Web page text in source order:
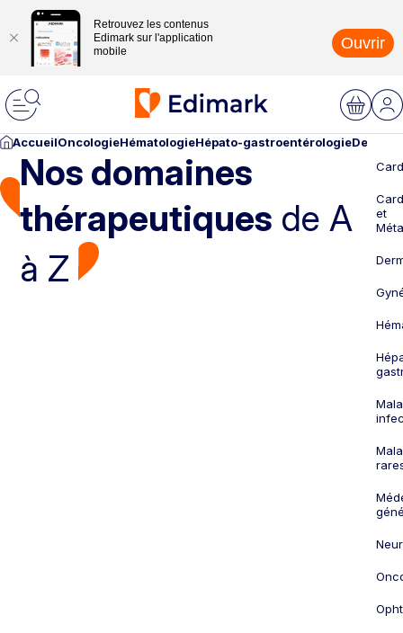
Retrouvez les contenus
Edimark sur l'application
mobile
Ouvrir
AccueilOncologieHématologieHépato-gastroentérologie
Nos domaines
thérapeutiques de A
à Z
et